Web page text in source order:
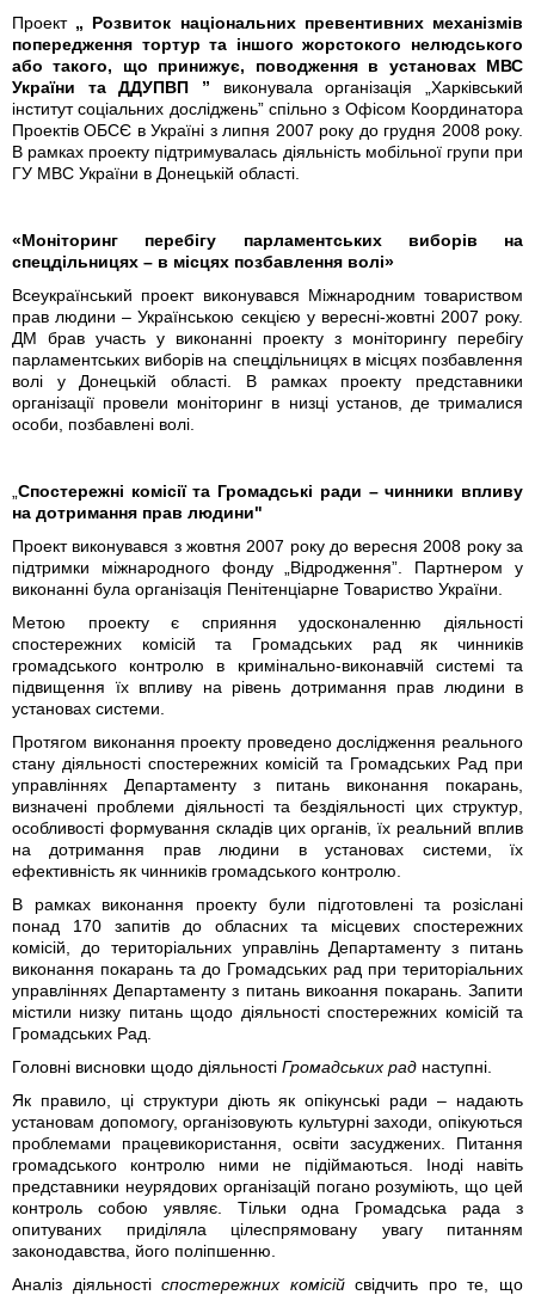
Проект „ Розвиток національних превентивних механізмів
попередження тортур та іншого жорстокого нелюдського
або такого, що принижує, поводження в установах МВС
України та ДДУПВП ” виконувала організація „Харківський
інститут соціальних досліджень” спільно з Офісом Координатора
Проектів ОБСЄ в Україні з липня 2007 року до грудня 2008 року.
В рамках проекту підтримувалась діяльність мобільної групи при
ГУ МВС України в Донецькій області.
«Моніторинг перебігу парламентських виборів на
спецдільницях – в місцях позбавлення волі»
Всеукраїнський проект виконувався Міжнародним товариством
прав людини – Українською секцією у вересні-жовтні 2007 року.
ДМ брав участь у виконанні проекту з моніторингу перебігу
парламентських виборів на спецдільницях в місцях позбавлення
волі у Донецькій області. В рамках проекту представники
організації провели моніторинг в низці установ, де трималися
особи, позбавлені волі.
Спостережні комісії та Громадські ради – чинники впливу
на дотримання прав людини"
Проект виконувався з жовтня 2007 року до вересня 2008 року за
підтримки міжнародного фонду „Відродження”. Партнером у
виконанні була організація Пенітенціарне Товариство України.
Метою проекту є сприяння удосконаленню діяльності
спостережних комісій та Громадських рад як чинників
громадського контролю в кримінально-виконавчій системі та
підвищення їх впливу на рівень дотримання прав людини в
установах системи.
Протягом виконання проекту проведено дослідження реального
стану діяльності спостережних комісій та Громадських Рад при
управліннях Департаменту з питань виконання покарань,
визначені проблеми діяльності та бездіяльності цих структур,
особливості формування складів цих органів, їх реальний вплив
на дотримання прав людини в установах системи, їх
ефективність як чинників громадського контролю.
В рамках виконання проекту були підготовлені та розіслані
понад 170 запитів до обласних та місцевих спостережних
комісій, до територіальних управлінь Департаменту з питань
виконання покарань та до Громадських рад при територіальних
управліннях Департаменту з питань викоання покарань. Запити
містили низку питань щодо діяльності спостережних комісій та
Громадських Рад.
Головні висновки щодо діяльності Громадських рад наступні.
Як правило, ці структури діють як опікунські ради – надають
установам допомогу, організовують культурні заходи, опікуються
проблемами працевикористання, освіти засуджених. Питання
громадського контролю ними не підіймаються. Іноді навіть
представники неурядових організацій погано розуміють, що цей
контроль собою уявляє. Тільки одна Громадська рада з
опитуваних приділяла цілеспрямовану увагу питанням
законодавства, його поліпшенню.
Аналіз діяльностіспостережних комісійсвідчить про те, що